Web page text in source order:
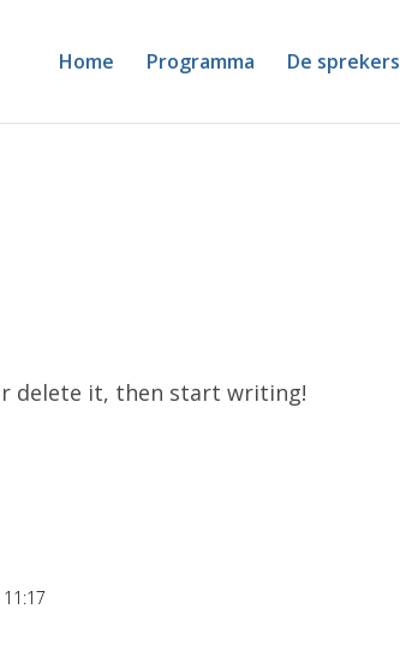
Home Programma De sprekers
delete it, then start writing!